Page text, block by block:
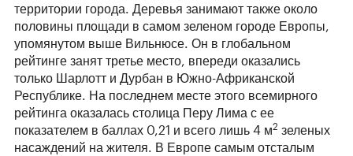
территории города. Деревья занимают также около
половины площади в самом зеленом городе Европы,
упомянутом выше Вильнюсе. Он в глобальном
рейтинге занят третье место, впереди оказались
только Шарлотт и Дурбан в Южно-Африканской
Республике. На последнем месте этого всемирного
рейтинга оказалась столица Перу Лима с ее
показателем в баллах 0,21 и всего лишь 4 м2 зеленых
насаждений на жителя. В Европе самым отсталым